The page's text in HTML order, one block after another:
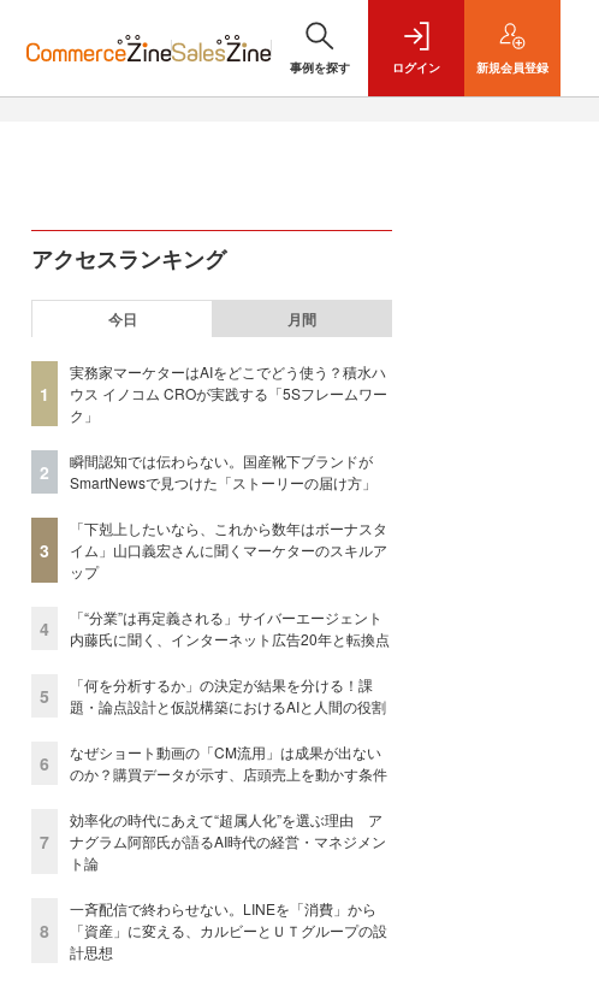
事例を探す ログイン 新規会員登録
アクセスランキング
今日 月間
1
実務家マーケターはAIをどこでどう使う？積水ハ
ウス イノコム CROが実践する「5Sフレームワー
ク」
2
瞬間認知では伝わらない。国産靴下ブランドが
SmartNewsで見つけた「ストーリーの届け方」
3
「下剋上したいなら、これから数年はボーナスタ
イム」山口義宏さんに聞くマーケターのスキルア
ップ
4
「“分業”は再定義される」サイバーエージェント
内藤氏に聞く、インターネット広告20年と転換点
5
「何を分析するか」の決定が結果を分ける！課
題・論点設計と仮説構築におけるAIと人間の役割
6
なぜショート動画の「CM流用」は成果が出ない
のか？購買データが示す、店頭売上を動かす条件
7
効率化の時代にあえて“超属人化”を選ぶ理由 ア
ナグラム阿部氏が語るAI時代の経営・マネジメン
ト論
8
一斉配信で終わらせない。LINEを「消費」から
「資産」に変える、カルビーとＵＴグループの設
計思想